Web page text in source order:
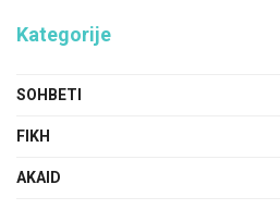
Kategorije
SOHBETI
FIKH
AKAID